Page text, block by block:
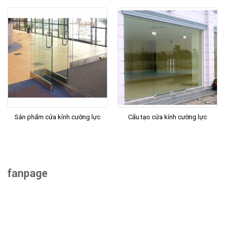
Sản phẩm cửa kính cường lực Cấu tạo cửa kính cường lực
fanpage